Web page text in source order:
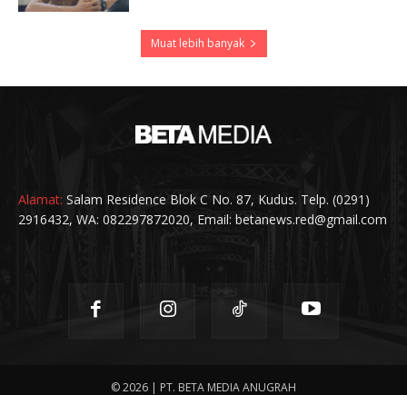
Muat lebih banyak
Alamat: Salam Residence Blok C No. 87, Kudus. Telp. (0291)
2916432, WA: 082297872020, Email: betanews.red@gmail.com
© 2026 | PT. BETA MEDIA ANUGRAH